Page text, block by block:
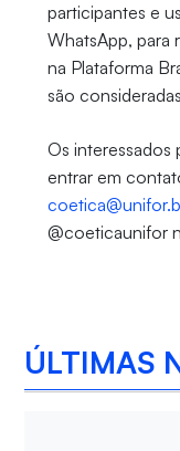
participantes e
WhatsApp, para
na Plataforma
são
Os interessados
entrar em
@coeticaunifor
ÚLTIMAS